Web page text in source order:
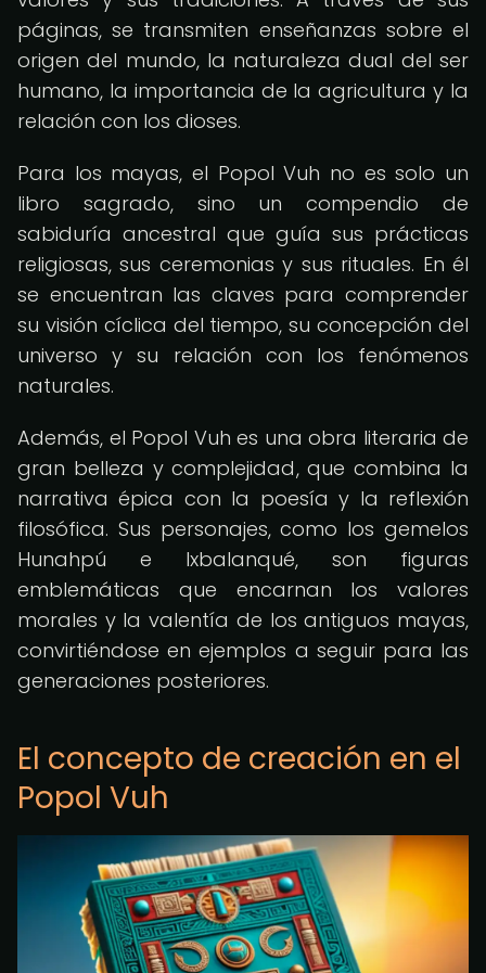
páginas, se transmiten enseñanzas sobre el
origen del mundo, la naturaleza dual del ser
humano, la importancia de la agricultura y la
relación con los dioses.
Para los mayas, el Popol Vuh no es solo un
libro sagrado, sino un compendio de
sabiduría ancestral que guía sus prácticas
religiosas, sus ceremonias y sus rituales. En él
se encuentran las claves para comprender
su visión cíclica del tiempo, su concepción del
universo y su relación con los fenómenos
naturales.
Además, el Popol Vuh es una obra literaria de
gran belleza y complejidad, que combina la
narrativa épica con la poesía y la reflexión
filosófica. Sus personajes, como los gemelos
Hunahpú e Ixbalanqué, son figuras
emblemáticas que encarnan los valores
morales y la valentía de los antiguos mayas,
convirtiéndose en ejemplos a seguir para las
generaciones posteriores.
El concepto de creación en el
Popol Vuh